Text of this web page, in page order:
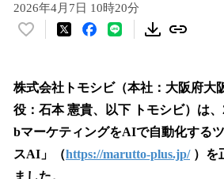
2026年4月7日 10時20分
い
！
を
読
み
込
株式会社トモシビ（本社：大阪府大
役：石本 憲貴、以下 トモシビ）は、
bマーケティングをAIで自動化する
スAI」（https://marutto-plus.jp/）を
ました。